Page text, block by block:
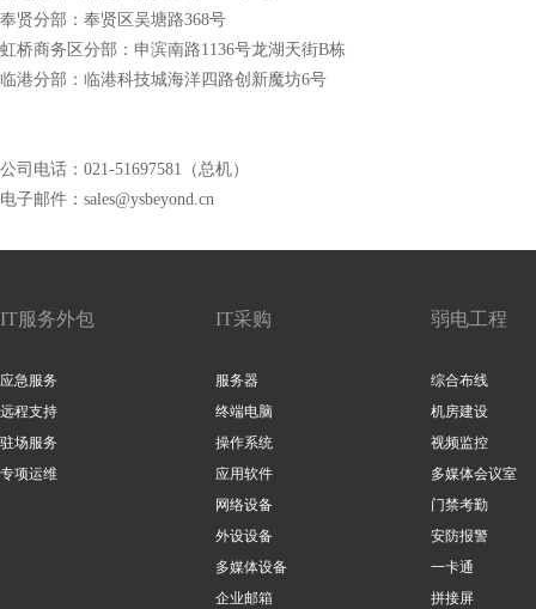
奉贤分部：奉贤区吴塘路368号
虹桥商务区分部：申滨南路1136号龙湖天街B栋
临港分部：临港科技城海洋四路创新魔坊6号
公司电话：021-51697581（总机）
电子邮件：sales@ysbeyond.cn
IT服务外包
应急服务
远程支持
驻场服务
专项运维
IT采购
服务器
终端电脑
操作系统
应用软件
网络设备
外设设备
多媒体设备
企业邮箱
弱电工程
综合布线
机房建设
视频监控
多媒体会议室
门禁考勤
安防报警
一卡通
拼接屏